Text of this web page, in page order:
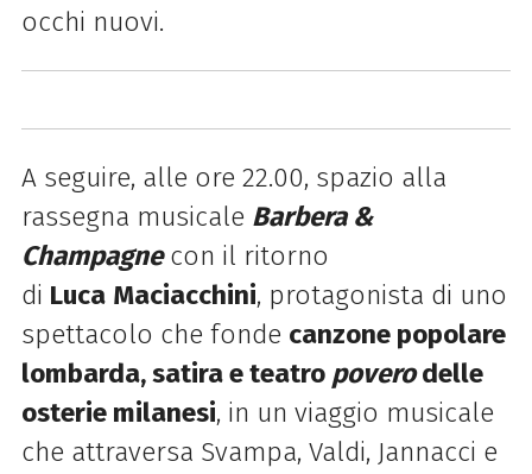
occhi nuovi.
A seguire, alle ore 22.00, spazio alla
rassegna musicale Barbera &
Champagnecon il ritorno
di Luca Maciacchini, protagonista di uno
spettacolo che fonde canzone popolare
lombarda, satira e teatro poverodelle
osterie milanesi, in un viaggio musicale
che attraversa Svampa, Valdi, Jannacci e